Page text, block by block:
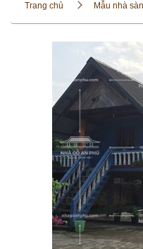
Trang chủ Mẫu nhà